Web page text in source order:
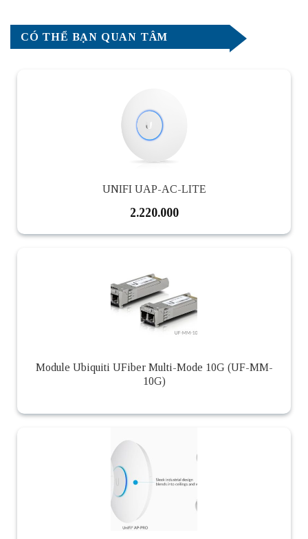
CÓ THỂ BẠN QUAN TÂM
UNIFI UAP-AC-LITE
2.220.000
Module Ubiquiti UFiber Multi-Mode 10G (UF-MM-
10G)